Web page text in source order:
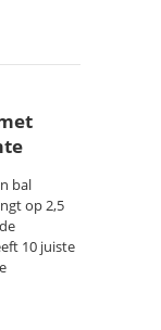
bal
op 2,5
10 juiste